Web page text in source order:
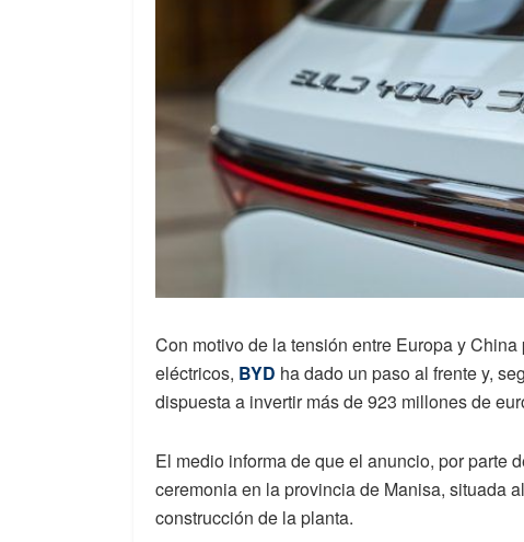
Con motivo de la tensión entre Europa y China
eléctricos, BYD ha dado un paso al frente y,
dispuesta a invertir más de 923 millones de
El medio informa de que el anuncio, por parte
ceremonia en la provincia de Manisa, situada
construcción de la planta.